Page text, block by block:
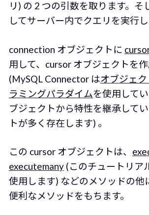
リ) の 2 つの引数を取ります。そ
してサーバー内でクエリを実行し
connection オブジェクトに
用して、cursor オブジェクトを
(MySQL Connector はオブジェ
ラミングパラダイムを使用して
ブジェクトから特性を継承して
トが多く存在します) 。
この cursor オブジェクトは、
executemany(このチュートリア
使用します) などのメソッドの他
便利なメソッドをもちます。